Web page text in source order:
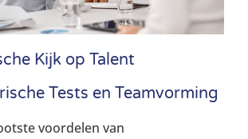
Kijk op Talent
Tests en Teamvorming
voordelen van